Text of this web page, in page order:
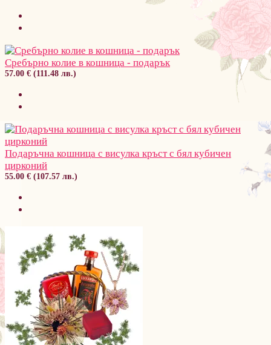
Сребърно колие в кошница - подарък
57.00 € (111.48 лв.)
Подаръчна кошница с висулка кръст с бял кубичен
цирконий
55.00 € (107.57 лв.)